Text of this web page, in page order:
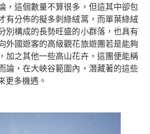
，這個數量不算很多，但這其中卻包
有分佈的擬多刺綠絨蒿，而單葉綠絨
別構成的長勢旺盛的小群落，也具有
外國遊客的高級觀花旅遊團若是能夠
加之其他一些高山花卉，這團便能稱
論，在大峽谷範圍內，潛藏著的這些
更多機遇。